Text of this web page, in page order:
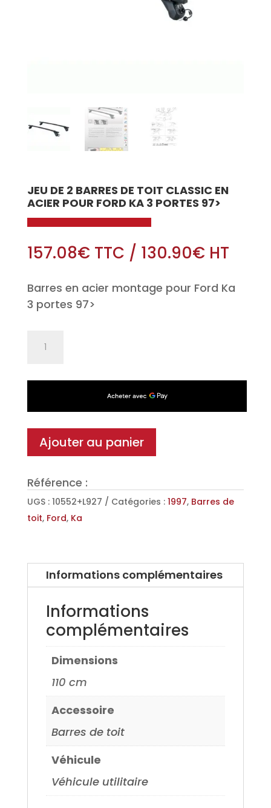
JEU DE 2 BARRES DE TOIT CLASSIC EN
ACIER POUR FORD KA 3 PORTES 97>
157.08€TTC / 130.90€HT
Barres en acier montage pour Ford Ka
3 portes 97>
toit
en
Acier
pour
3
portes
Ajouter au panier
Référence :
UGS : 10552+L927 Catégories : 1997, Barres de
toit, Ford, Ka
Informations complémentaires
Informations
complémentaires
Dimensions
110 cm
Accessoire
Barres de toit
Véhicule
Véhicule utilitaire